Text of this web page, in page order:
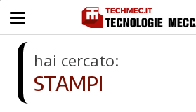
hai cercato:
STAMPI